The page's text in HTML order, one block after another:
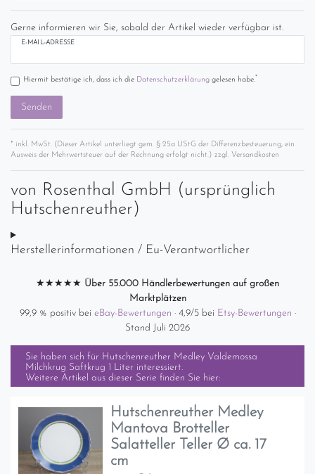
Gerne informieren wir Sie, sobald der Artikel wieder verfügbar ist.
E-MAIL-ADRESSE
Hiermit bestätige ich, dass ich die Daten­schutz­erklärunggelesen habe.*
Senden
* inkl. MwSt. (Dieser Artikel unterliegt gem. § 25a UStG der Differenzbesteuerung, ein
Ausweis der Mehrwertsteuer auf der Rechnung erfolgt nicht.) zzgl. Versandkosten
von Rosenthal GmbH (ursprünglich
Hutschenreuther)
Herstellerinformationen / Eu-Verantwortlicher
★★★★★ Über 55.000 Händlerbewertungen auf großen
Marktplätzen
99,9 % positiv bei eBay-Bewertungen · 4,9/5 bei Etsy-Bewertungen ·
Stand Juli 2026
Sie haben sich für Hutschenreuther Medley Valdemossa
Milchkrug Saftkrug 1 Liter interessiert.
Weitere Artikel aus dieser Serie finden Sie hier:
Hutschenreuther Medley
Mantova Brotteller
Salatteller Teller Ø ca. 17
cm